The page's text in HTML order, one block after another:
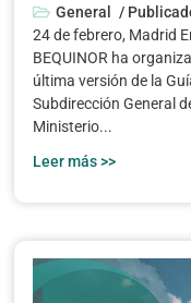
General /
24 de febrero, Madrid
BEQUINOR ha
última versión de la
Subdirección General
Ministerio...
Leer más >>